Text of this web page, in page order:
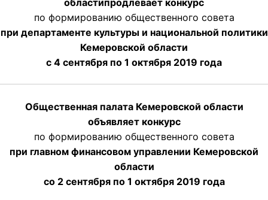
по формированию общественного совета
при департаменте культуры и национальной политики
Кемеровской области
с 4 сентября по 1 октября 2019 года
Общественная палата Кемеровской области
объявляет конкурс
по формированию общественного совета
при главном финансовом управлении Кемеровской
области
со 2 сентября по 1 октября 2019 года